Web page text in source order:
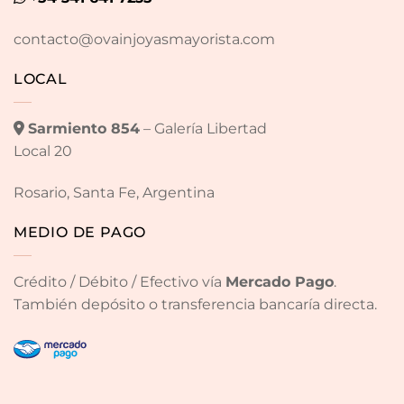
LOCAL
Sarmiento 854– Galería Libertad
Local 20
Rosario, Santa Fe, Argentina
MEDIO DE PAGO
Crédito / Débito / Efectivo vía Mercado Pago.
También depósito o transferencia bancaría directa.
contacto@ovainjoyasmayorista.com